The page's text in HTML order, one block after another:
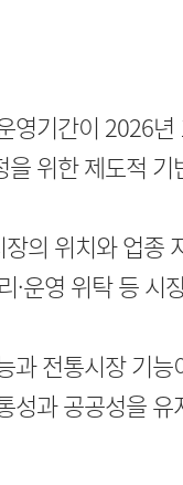
영기간이 2026
위한 제도적
의 위치와 업
운영 위탁 등 시
과 전통시장 기
성과 공공성을